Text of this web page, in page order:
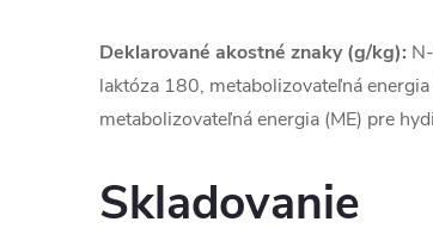
Deklarované akostné znaky (g/kg):
laktóza 180, metabolizovateľná
metabolizovateľná energia (ME) pre
Skladovanie